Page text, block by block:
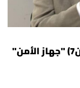
بالفيديو: أسعد شفتري يروي (2من7) "جهاز الأمن"